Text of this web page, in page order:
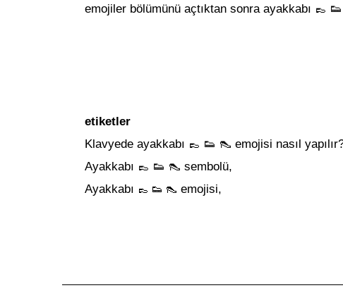
emojiler bölümünü açtıktan sonra ayakkabı 👞
etiketler
Klavyede ayakkabı 👞 👟 👠 emojisi nasıl
Ayakkabı 👞 👟 👠 sembolü,
Ayakkabı 👞 👟 👠 emojisi,